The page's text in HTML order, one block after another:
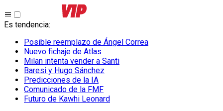
Es tendencia:
Posible reemplazo de Ángel Correa
Nuevo fichaje de Atlas
Milan intenta vender a Santi
Baresi y Hugo Sánchez
Predicciones de la IA
Comunicado de la FMF
Futuro de Kawhi Leonard